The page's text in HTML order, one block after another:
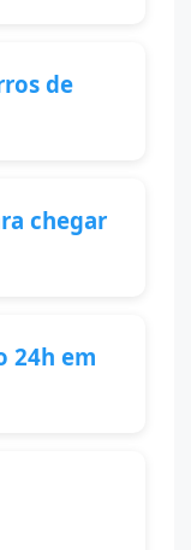
de
chegar
24h em